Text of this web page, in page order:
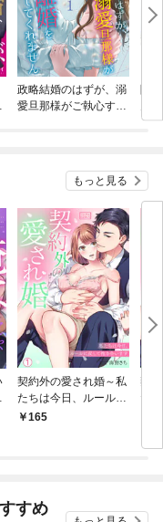
政略結婚のはずが、溺
愛旦那様がご執心すぎ
隣
もっと見る
契約外の愛され婚～私
たちは今日、ルールに
反して抱き合います(1)
165
契
た
すめ